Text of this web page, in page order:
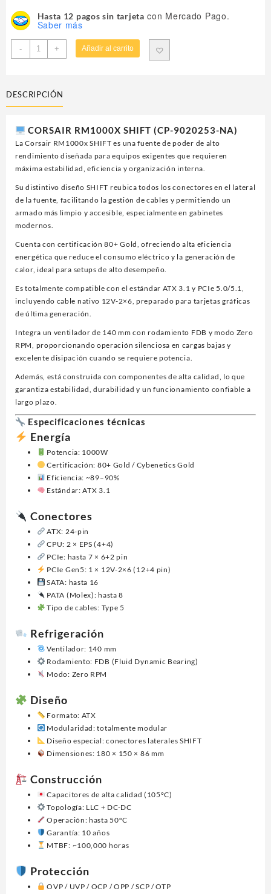
Hasta 12 pagos sin tarjeta con Mercado Pago.
Saber más
-
FUENTE
DE
(CP-
9020253-
RM1000X
SHIFT,
FULL
MODULAR,
80
PLUS
GOLD,
NEGRA
+ Añadir al carrito
DESCRIPCIÓN
CORSAIR RM1000X SHIFT (CP-9020253-NA)
La Corsair RM1000x SHIFT es una fuente de poder de alto
rendimiento diseñada para equipos exigentes que requieren
máxima estabilidad, eficiencia y organización interna.
Su distintivo diseño SHIFT reubica todos los conectores en el lateral
de la fuente, facilitando la gestión de cables y permitiendo un
armado más limpio y accesible, especialmente en gabinetes
modernos.
Cuenta con certificación 80+ Gold, ofreciendo alta eficiencia
energética que reduce el consumo eléctrico y la generación de
calor, ideal para setups de alto desempeño.
Es totalmente compatible con el estándar ATX 3.1 y PCIe 5.0/5.1,
incluyendo cable nativo 12V-2×6, preparado para tarjetas gráficas
de última generación.
Integra un ventilador de 140 mm con rodamiento FDB y modo Zero
RPM, proporcionando operación silenciosa en cargas bajas y
excelente disipación cuando se requiere potencia.
Además, está construida con componentes de alta calidad, lo que
garantiza estabilidad, durabilidad y un funcionamiento confiable a
largo plazo.
Especificaciones técnicas
Energía
Potencia: 1000W
Certificación: 80+ Gold / Cybenetics Gold
Eficiencia: ~89–90%
Estándar: ATX 3.1
Conectores
ATX: 24-pin
CPU: 2 × EPS (4+4)
PCIe: hasta 7 × 6+2 pin
PCIe Gen5: 1 × 12V-2×6 (12+4 pin)
SATA: hasta 16
PATA (Molex): hasta 8
Tipo de cables: Type 5
Refrigeración
Ventilador: 140 mm
Rodamiento: FDB (Fluid Dynamic Bearing)
Modo: Zero RPM
Diseño
Formato: ATX
Modularidad: totalmente modular
Diseño especial: conectores laterales SHIFT
Dimensiones: 180 × 150 × 86 mm
Construcción
Capacitores de alta calidad (105°C)
Topología: LLC + DC-DC
Operación: hasta 50°C
Garantía: 10 años
MTBF: ~100,000 horas
Protección
OVP / UVP / OCP / OPP / SCP / OTP